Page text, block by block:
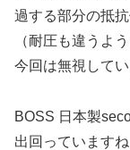
過する部分の抵
（耐圧も違うよ
今回は無視してい
BOSS 日本製
出回っています